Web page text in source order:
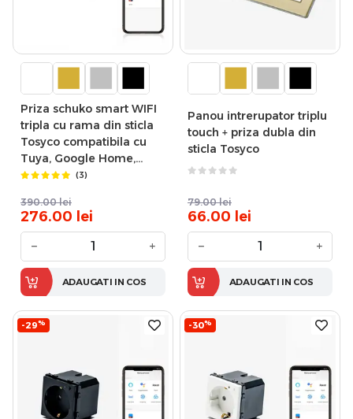
Priza schuko smart WIFI
tripla cu rama din sticla
Tosyco compatibila cu
Tuya, Google Home,
Amazon Alexa
(3)
390.00 lei
276.00 lei
− +
ADAUGATI IN COS
Panou intrerupator triplu
touch + priza dubla din
sticla Tosyco
79.00 lei
66.00 lei
− +
ADAUGATI IN COS
-29% -30%